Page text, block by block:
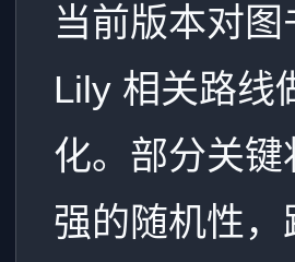
当前版本对
Lily 相关路线
化。部分关
强的随机性